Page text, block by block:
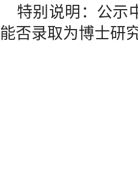
特别说明：公示
能否录取为博士研